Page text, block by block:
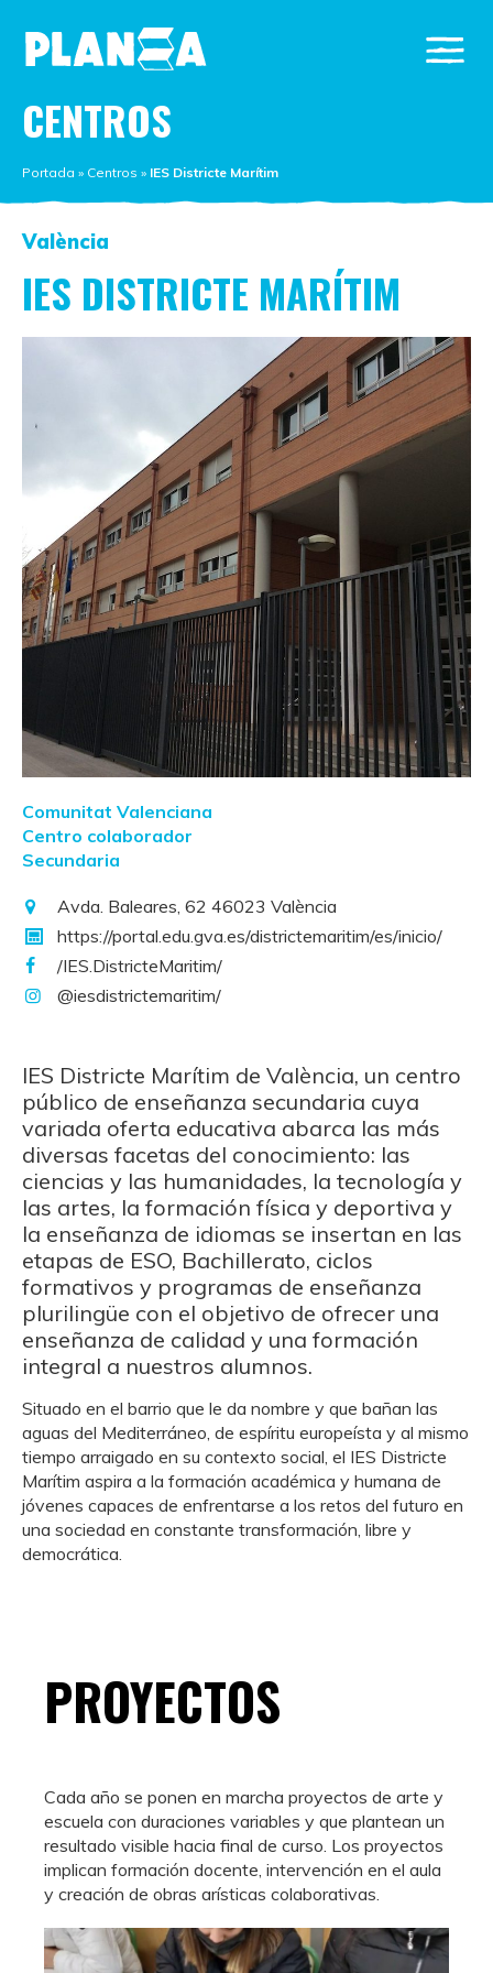
CENTROS
Portada » Centros » IES Districte Marítim
València
IES DISTRICTE MARÍTIM
Comunitat Valenciana
Centro colaborador
Secundaria
Avda. Baleares, 62 46023 València
https://portal.edu.gva.es/districtemaritim/es/inicio/
/IES.DistricteMaritim/
@iesdistrictemaritim/
IES Districte Marítim de València, un centro
público de enseñanza secundaria cuya
variada oferta educativa abarca las más
diversas facetas del conocimiento: las
ciencias y las humanidades, la tecnología y
las artes, la formación física y deportiva y
la enseñanza de idiomas se insertan en las
etapas de ESO, Bachillerato, ciclos
formativos y programas de enseñanza
plurilingüe con el objetivo de ofrecer una
enseñanza de calidad y una formación
integral a nuestros alumnos.
Situado en el barrio que le da nombre y que bañan las
aguas del Mediterráneo, de espíritu europeísta y al mismo
tiempo arraigado en su contexto social, el IES Districte
Marítim aspira a la formación académica y humana de
jóvenes capaces de enfrentarse a los retos del futuro en
una sociedad en constante transformación, libre y
democrática.
PROYECTOS
Cada año se ponen en marcha proyectos de arte y
escuela con duraciones variables y que plantean un
resultado visible hacia final de curso. Los proyectos
implican formación docente, intervención en el aula
y creación de obras arísticas colaborativas.